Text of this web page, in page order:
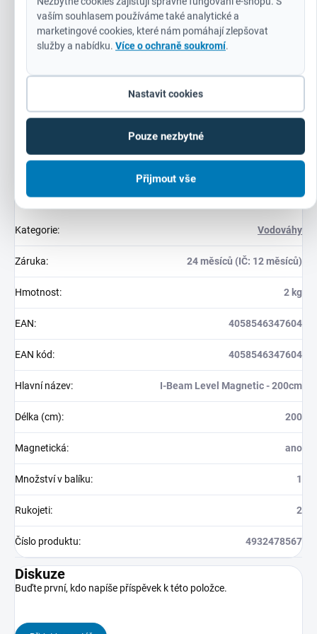
vaším souhlasem používáme také analytické a
marketingové cookies, které nám pomáhají zlepšovat
služby a nabídku. Více o ochraně soukromí.
Nastavit cookies
Pouze nezbytné
Přijmout vše
Přesnost až do 0,029° (0,0005 ″/in, 0,5 mm/ m) v normální i
obrácené poloze.
Vodováha umožňuje snadné odečítání při sklonu 1 a 2
Velmi kontrastní okolní povrch vodováhy zaručuje
Doplňkové parametry
Kategorie: Vodováhy
Záruka: 24 měsíců (IČ: 12 měsíců)
Hmotnost: 2 kg
EAN: 4058546347604
EAN kód: 4058546347604
Hlavní název: I-Beam Level Magnetic - 200cm
Délka (cm): 200
Magnetická: ano
Množství v balíku: 1
Rukojeti: 2
Číslo produktu: 4932478567
Diskuze
Buďte první, kdo napíše příspěvek k této položce.